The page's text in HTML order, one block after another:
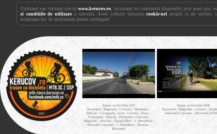
Utilizand sau vizitand site-ulwww.kerucov.ro , incluzand tot continutul disponibil prin acest site,
si conditiile de utilizare a site-ului. Acest website folosestecookie-uri proprii si ale tertilor,
acceptarea lor. Iti multumim pentru intelegere!
Traseu cu bicicleta SSP
Bucuresti - Magurele - Clinceni - Domnesti -
Darvari - Ciorogarla - Joita - Cosoba - Bacu -
Ciorogarla - Darvari - Domnesti - Clinceni -
Magurele - Alunisu - Darasti-Ilfov - 1 Decembrie -
Adunatii-Copaceni - 1 Decembrie - Alunisu -
Bucuresti
Traseu cu bicicleta SSP
Bucuresti - Magurele - Cosoba -
Adunatii-Copaceni - Bucuresti